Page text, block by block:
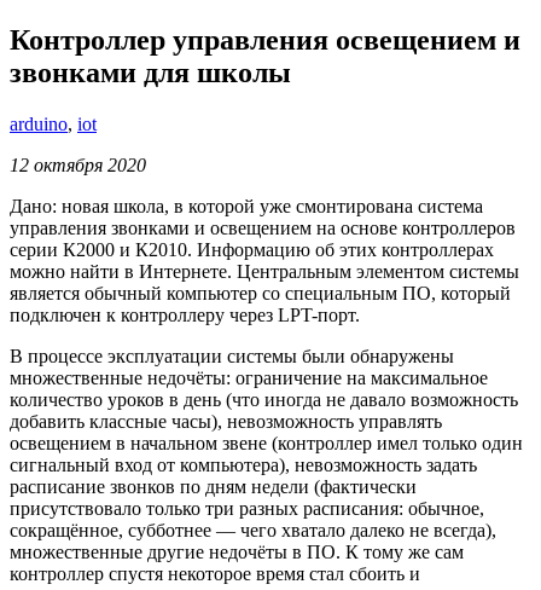
Контроллер управления освещением и
звонками для школы
arduino, iot
12 октября 2020
Дано: новая школа, в которой уже смонтирована система
управления звонками и освещением на основе контроллеров
серии К2000 и К2010. Информацию об этих контроллерах
можно найти в Интернете. Центральным элементом системы
является обычный компьютер со специальным ПО, который
подключен к контроллеру через LPT-порт.
В процессе эксплуатации системы были обнаружены
множественные недочёты: ограничение на максимальное
количество уроков в день (что иногда не давало возможность
добавить классные часы), невозможность управлять
освещением в начальном звене (контроллер имел только один
сигнальный вход от компьютера), невозможность задать
расписание звонков по дням недели (фактически
присутствовало только три разных расписания: обычное,
сокращённое, субботнее — чего хватало далеко не всегда),
множественные другие недочёты в ПО. К тому же сам
контроллер спустя некоторое время стал сбоить и